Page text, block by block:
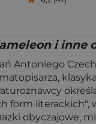
i inne
Antoniego
form literackich",
obyczajowe,